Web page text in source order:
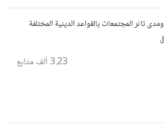
تاثر المجتمعات بالقواعد الدينية المختلفة
3.23 ألف متابع